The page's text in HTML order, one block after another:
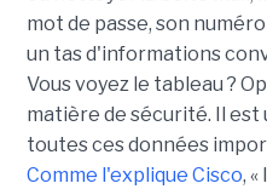
mot de passe, son
un tas d'informations
Vous voyez le tableau ?
matière de sécurité. Il est
toutes ces données
Comme l'explique Cisco,